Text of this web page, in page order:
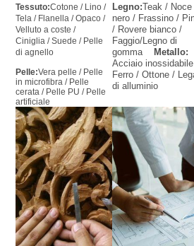
Tessuto:Cotone / Lino /
Tela / Flanella / Opaco /
Velluto a coste /
Ciniglia / Suede / Pelle
di agnello
Pelle:Vera pelle / Pelle
in microfibra / Pelle
cerata / Pelle PU / Pelle
artificiale
Legno:Teak / Noce
nero / Frassino /
/ Rovere bianco /
Faggio/Legno di
gomma
Metallo:
Acciaio
Ferro / Ottone /
di alluminio